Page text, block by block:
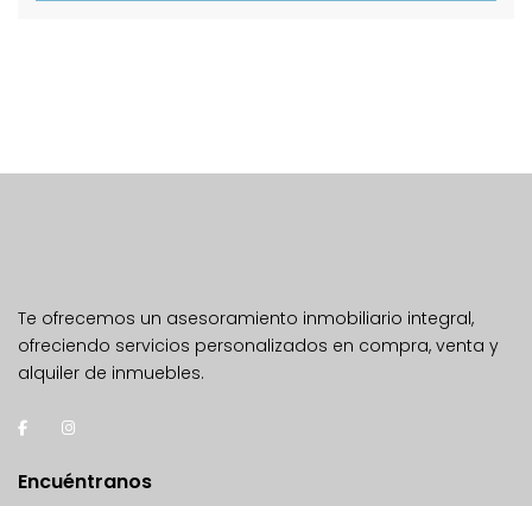
Te ofrecemos un asesoramiento inmobiliario integral,
ofreciendo servicios personalizados en compra, venta y
alquiler de inmuebles.
Encuéntranos